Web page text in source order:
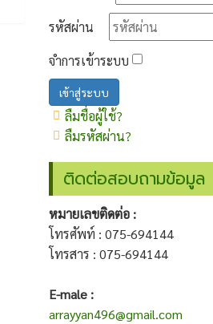
รหัสผ่าน
จำการเข้าระบบ
เข้าสู่ระบบ
ลืมชื่อผู้ใช้?
ลืมรหัสผ่าน?
ติดต่อสอบถามข้อมูล
หมายเลขติดต่อ :
โทรศัพท์ : 075-694144
โทรสาร : 075-694144
E-male :
arrayyan496@gmail.com